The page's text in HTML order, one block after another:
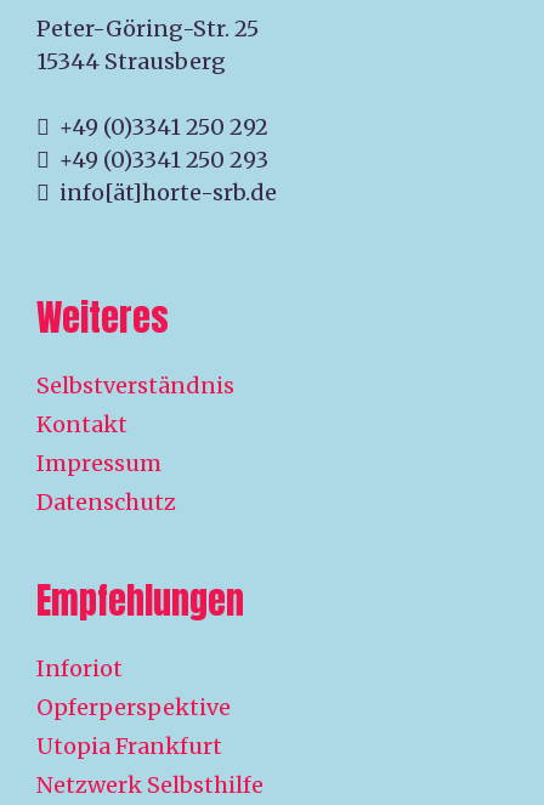
Peter-Göring-Str. 25
15344 Strausberg
+49 (0)3341 250 292
+49 (0)3341 250 293
info[ät]horte-srb.de
Weiteres
Selbstverständnis
Kontakt
Impressum
Datenschutz
Empfehlungen
Inforiot
Opferperspektive
Utopia Frankfurt
Netzwerk Selbsthilfe